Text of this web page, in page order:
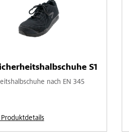
S1
nach EN 345